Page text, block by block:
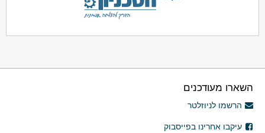
השארו מעודכנים
הרשמו לניוזלטר
עיקבו אחרינו בפייסבוק